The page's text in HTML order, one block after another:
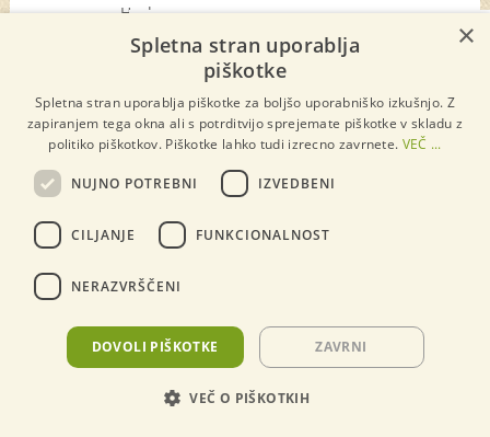
Hvala
Jože
Zeleni Svet 29/05/2020 at 10:27
Pozdravljeni g. Jože, težko ugotovimo, najbolje
je da spremljate situacijo na vrtu. Če so
značilne luknje je obisk voluharja zelo verjeten.
Reply ↓
Julijana Peršič18/09/2024 at 08:33
Voluharja smo pregnali z vodo. Napeljali smo
×
×
Spletna stran uporablja
piškotke
Spletna stran uporablja piškotke za boljšo uporabniško izkušnjo. Z
zapiranjem tega okna ali s potrditvijo sprejemate piškotke v skladu z
politiko piškotkov. Piškotke lahko tudi izrecno zavrnete. VEČ ...
NUJNO POTREBNI IZVEDBENI
CILJANJE FUNKCIONALNOST
NERAZVRŠČENI
DOVOLI PIŠKOTKE ZAVRNI
VEČ O PIŠKOTKIH